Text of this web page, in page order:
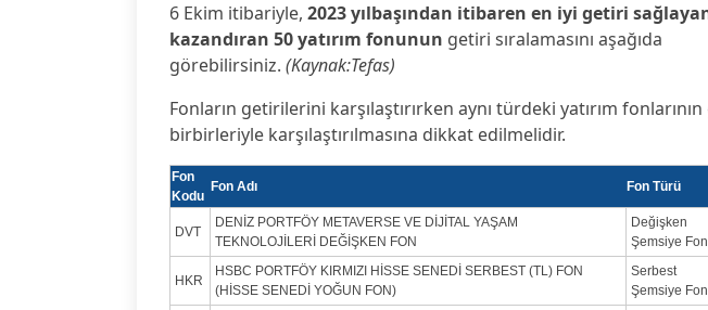
6 Ekim itibariyle, 2023 yılbaşından itibaren en iyi getiri
kazandıran 50 yatırım fonunun getiri sıralamasını aşağıda
görebilirsiniz. (Kaynak:Tefas)
Fonların getirilerini karşılaştırırken aynı türdeki yatırım
birbirleriyle karşılaştırılmasına dikkat edilmelidir.
Fon
Kodu
Fon Adı Fon Türü
DVT
DENİZ PORTFÖY METAVERSE VE DİJİTAL YAŞAM
TEKNOLOJİLERİ DEĞİŞKEN FON
Değişken
Şemsiye
HKR
HSBC PORTFÖY KIRMIZI HİSSE SENEDİ SERBEST (TL) FON
(HİSSE SENEDİ YOĞUN FON)
Serbest
Şemsiye